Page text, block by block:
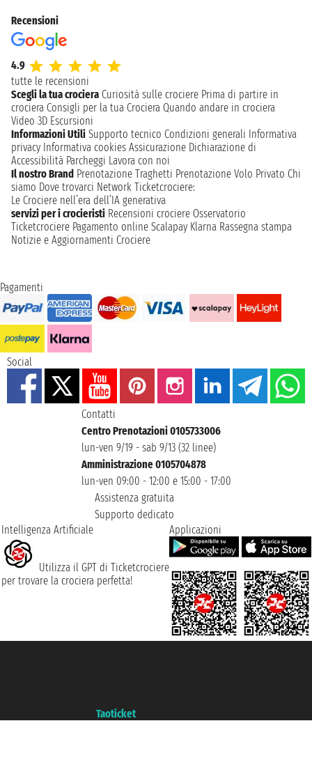
Recensioni
4.9
tutte le recensioni
Scegli la tua crociera Curiosità sulle crociere Prima di partire in
crociera Consigli per la tua Crociera Quando andare in crociera
Video 3D Escursioni
Informazioni Utili Supporto tecnico Condizioni generali Informativa
privacy Informativa cookies Assicurazione Dichiarazione di
Accessibilità Parcheggi Lavora con noi
Il nostro Brand Prenotazione Traghetti Prenotazione Volo Privato Chi
siamo Dove trovarci Network Ticketcrociere:
Le Crociere nell’era dell’IA generativa
servizi per i crocieristi Recensioni crociere Osservatorio
Ticketcrociere Pagamento online Scalapay Klarna Rassegna stampa
Notizie e Aggiornamenti Crociere
Pagamenti
Social
Contatti
Centro Prenotazioni 0105733006
lun-ven 9/19 - sab 9/13 (32 linee)
Amministrazione 0105704878
lun-ven 09:00 - 12:00 e 15:00 - 17:00
Assistenza gratuita
Supporto dedicato
Intelligenza Artificiale
Utilizza il GPT di Ticketcrociere
per trovare la crociera perfetta!
Applicazioni
Taoticket